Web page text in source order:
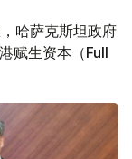
哈萨克斯坦政府
赋生资本（Full